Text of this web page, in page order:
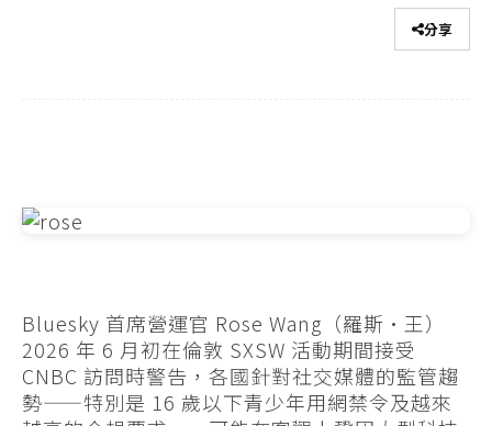
分享
Bluesky 首席營運官 Rose Wang（羅斯·王）
2026 年 6 月初在倫敦 SXSW 活動期間接受
CNBC 訪問時警告，各國針對社交媒體的監管趨
勢——特別是 16 歲以下青少年用網禁令及越來